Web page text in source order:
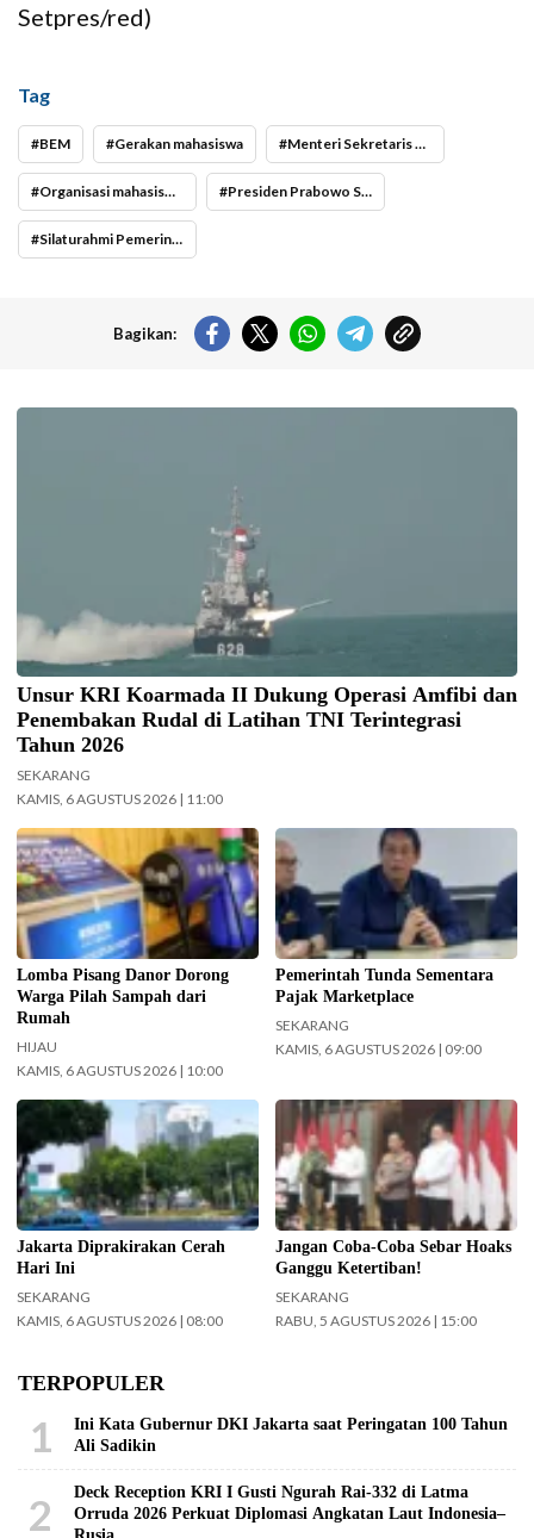
Setpres/red)
Tag
BEM Gerakan mahasiswa Menteri Sekretaris Negara Prasetyo Hadi
Organisasi mahasiswa ekstra kampus Presiden Prabowo Subianto
Silaturahmi Pemerintah dan Mahasiswa
Bagikan:
Unsur KRI Koarmada II Dukung Operasi Amfibi dan
Penembakan Rudal di Latihan TNI Terintegrasi
Tahun 2026
SEKARANG
KAMIS, 6 AGUSTUS 2026 | 11:00
Pemkot Surabaya gelar Lomba
Pisang Danor. (Foto:
Surabaya.go.id)
Lomba Pisang Danor Dorong
Warga Pilah Sampah dari
Rumah
HIJAU
KAMIS, 6 AGUSTUS 2026 | 10:00
Menteri Keuangan (Menkeu)
Purbaya Yudhi Sadewa.
(InfoPublik.id)
Pemerintah Tunda Sementara
Pajak Marketplace
SEKARANG
KAMIS, 6 AGUSTUS 2026 | 09:00
Cuaca wilayah Jakarta hari ini
diprediksi cerah. (Foto: Doc-
beritajakarta.id)
Jakarta Diprakirakan Cerah
Hari Ini
SEKARANG
KAMIS, 6 AGUSTUS 2026 | 08:00
Menko Polkam Jenderal TNI
(Purn.) Djamari Chaniago
menegaskan pemerintah akan
mengambil tindakan secara
terukur terhadap setiap pihak
yang menyebarkan hoaks,
disinformasi, fitnah, maupun ujaran
kebencian yang mengganggu
kepentingan masyarakat luas dan
stabilitas nasional. (Foto:
Jangan Coba-Coba Sebar Hoaks
Ganggu Ketertiban!
SEKARANG
RABU, 5 AGUSTUS 2026 | 15:00
TERPOPULER
1
Ini Kata Gubernur DKI Jakarta saat Peringatan 100 Tahun
Ali Sadikin
2
Deck Reception KRI I Gusti Ngurah Rai-332 di Latma
Orruda 2026 Perkuat Diplomasi Angkatan Laut Indonesia–